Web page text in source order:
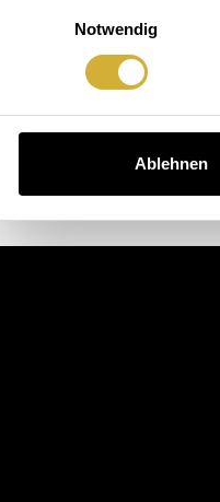
Notwendig
Ablehnen